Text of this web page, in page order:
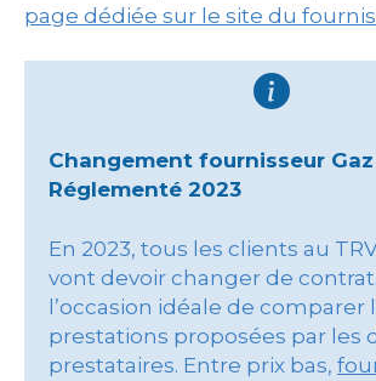
page dédiée sur le site du
Changement fournisseur
Réglementé 2023
En 2023, tous les clients au
vont devoir changer de contrat.
l’occasion idéale de comparer
prestations proposées par les
prestataires. Entre prix bas,